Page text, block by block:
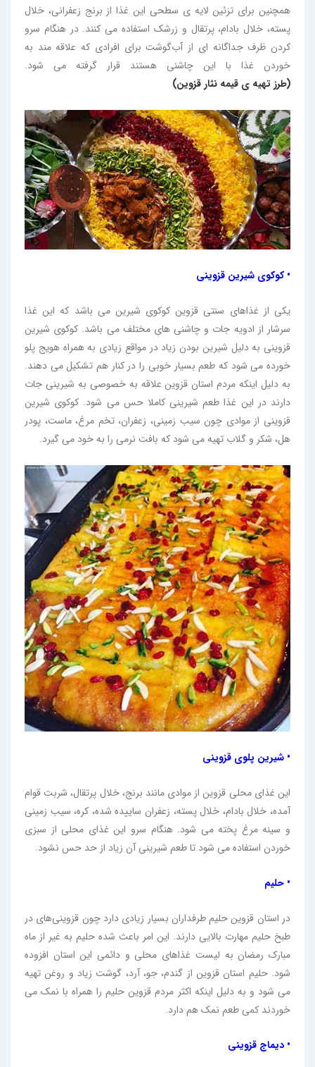
همچنین برای تزئین لایه ی سطحی این غذا از برنج زعفرانی، خلال
پسته، خلال بادام، پرتقال و زرشک استفاده می کنند. در هنگام سرو
کردن ظرف جداگانه ای از آب‌‌‌گوشت برای افرادی که علاقه مند به
خوردن غذا با این چاشنی هستند قرار گرفته می شود.
(طرز تهیه ی قیمه نثار قزوین)
• کوکوی شیرین قزوینی
یکی از غذاهای سنتی قزوین کوکوی شیرین می باشد که این غذا
سرشار از ادویه جات و چاشنی های مختلف می باشد. کوکوی شیرین
قزوینی به دلیل شیرین بودن زیاد در مواقع زیادی به همراه هویج پلو
خورده می شود که طعم بسیار خوبی را در کنار هم تشکیل می دهند.
به دلیل اینکه مردم استان قزوین علاقه به خصوصی به شیرینی جات
دارند در این غذا طعم شیرینی کاملا حس می شود. کوکوی شیرین
قزوینی از موادی چون سیب زمینی، زعفران، تخم مرغ، ماست، پودر
هل، شکر و گلاب تهیه می شود که بافت نرمی را به خود می گیرد.
• شیرین پلوی قزوینی
این غذای محلی قزوین از موادی مانند برنج، خلال پرتقال، شربت قوام
آمده، خلال بادام، خلال پسته، زعفران ساییده شده، کره، سیب زمینی
و سینه مرغ پخته می شود. هنگام سرو این غذای محلی از سبزی
خوردن استفاده می شود تا طعم شیرینی آن زیاد از حد حس نشود.
• حلیم
در استان قزوین حلیم طرفداران بسیار زیادی دارد چون قزوینی‌های در
طبخ حلیم مهارت بالایی دارند. این امر باعث شده حلیم به غیر از ماه
مبارک رمضان به لیست غذاهای محلی و دائمی این استان افزوده
شود. حلیم استان قزوین از گندم، جو، آرد، گوشت زیاد و روغن تهیه
می شود و به دلیل اینکه اکثر مردم قزوین حلیم را همراه با نمک می
خوردند کمی طعم نمک هم دارد.
• دیماج قزوینی